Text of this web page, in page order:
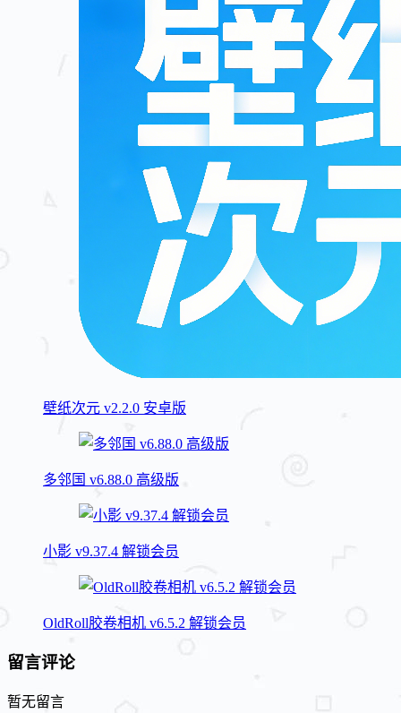
壁纸次元 v2.2.0 安卓版
多邻国 v6.88.0 高级版
小影 v9.37.4 解锁会员
OldRoll胶卷相机 v6.5.2 解锁会员
留言评论
暂无留言